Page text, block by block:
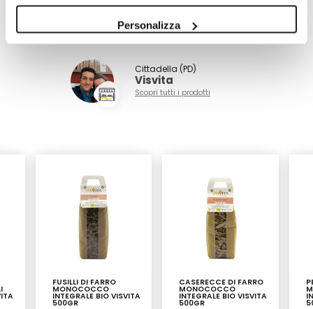
Personalizza
Scopri altri prodotti di
Visvita
Cittadella (PD)
Visvita
Scopri tutti i prodotti
FUSILLI DI FARRO
MONOCOCCO
INTEGRALE BIO VISVITA
500GR
CASERECCE DI FARRO
MONOCOCCO
INTEGRALE BIO VISVITA
500GR